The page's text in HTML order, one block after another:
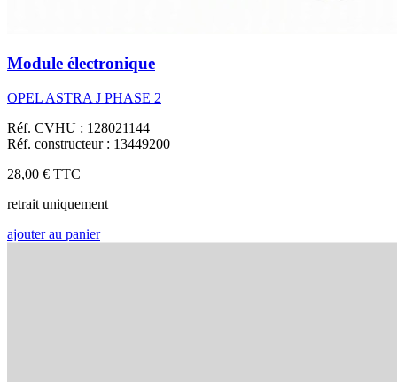
Module électronique
OPEL ASTRA J PHASE 2
Réf. CVHU : 128021144
Réf. constructeur : 13449200
28,00 € TTC
retrait uniquement
ajouter au panier